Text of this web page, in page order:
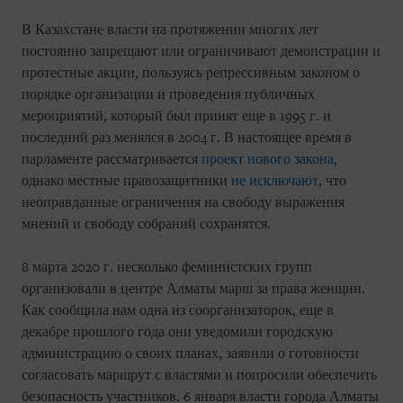
В Казахстане власти на протяжении многих лет
постоянно запрещают или ограничивают демонстрации и
протестные акции, пользуясь репрессивным законом о
порядке организации и проведения публичных
мероприятий, который был принят еще в 1995 г. и
последний раз менялся в 2004 г. В настоящее время в
парламенте рассматривается проект нового закона,
однако местные правозащитники не исключают, что
неоправданные ограничения на свободу выражения
мнений и свободу собраний сохранятся.
8 марта 2020 г. несколько феминистских групп
организовали в центре Алматы марш за права женщин.
Как сообщила нам одна из соорганизаторок, еще в
декабре прошлого года они уведомили городскую
администрацию о своих планах, заявили о готовности
согласовать маршрут с властями и попросили обеспечить
безопасность участников. 6 января власти города Алматы